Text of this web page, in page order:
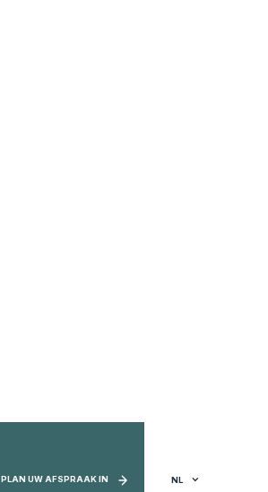
PLAN UW AFSPRAAK IN NL